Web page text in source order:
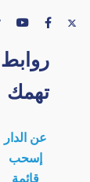
روابط
تهمك
عن الدار
إسحب
قائمة